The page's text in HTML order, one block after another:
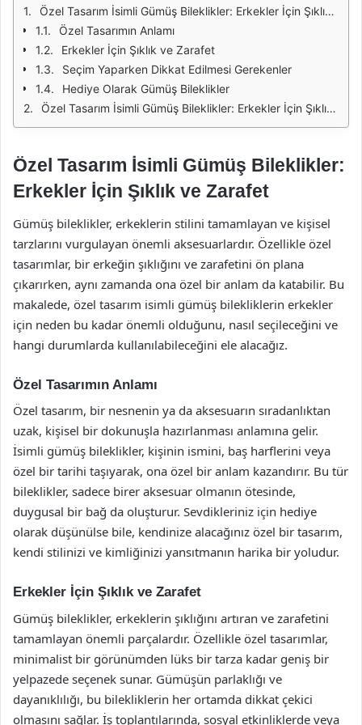
Özel Tasarım İsimli Gümüş Bileklikler: Erkekler İçin Şıklık ve Zarafet
Özel Tasarımın Anlamı
Erkekler İçin Şıklık ve Zarafet
Seçim Yaparken Dikkat Edilmesi Gerekenler
Hediye Olarak Gümüş Bileklikler
Özel Tasarım İsimli Gümüş Bileklikler: Erkekler İçin Şıklık ve Zarafet
Özel Tasarım İsimli Gümüş Bileklikler:
Erkekler İçin Şıklık ve Zarafet
Gümüş bileklikler, erkeklerin stilini tamamlayan ve kişisel
tarzlarını vurgulayan önemli aksesuarlardır. Özellikle özel
tasarımlar, bir erkeğin şıklığını ve zarafetini ön plana
çıkarırken, aynı zamanda ona özel bir anlam da katabilir. Bu
makalede, özel tasarım isimli gümüş bilekliklerin erkekler
için neden bu kadar önemli olduğunu, nasıl seçileceğini ve
hangi durumlarda kullanılabileceğini ele alacağız.
Özel Tasarımın Anlamı
Özel tasarım, bir nesnenin ya da aksesuarın sıradanlıktan
uzak, kişisel bir dokunuşla hazırlanması anlamına gelir.
İsimli gümüş bileklikler, kişinin ismini, baş harflerini veya
özel bir tarihi taşıyarak, ona özel bir anlam kazandırır. Bu tür
bileklikler, sadece birer aksesuar olmanın ötesinde,
duygusal bir bağ da oluşturur. Sevdikleriniz için hediye
olarak düşünülse bile, kendinize alacağınız özel bir tasarım,
kendi stilinizi ve kimliğinizi yansıtmanın harika bir yoludur.
Erkekler İçin Şıklık ve Zarafet
Gümüş bileklikler, erkeklerin şıklığını artıran ve zarafetini
tamamlayan önemli parçalardır. Özellikle özel tasarımlar,
minimalist bir görünümden lüks bir tarza kadar geniş bir
yelpazede seçenek sunar. Gümüşün parlaklığı ve
dayanıklılığı, bu bilekliklerin her ortamda dikkat çekici
olmasını sağlar. İş toplantılarında, sosyal etkinliklerde veya